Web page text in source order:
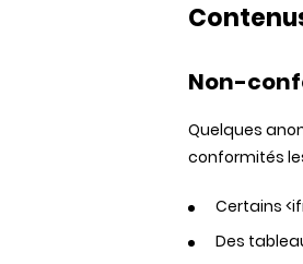
Non-
Quelques
conformités
Certains
Des